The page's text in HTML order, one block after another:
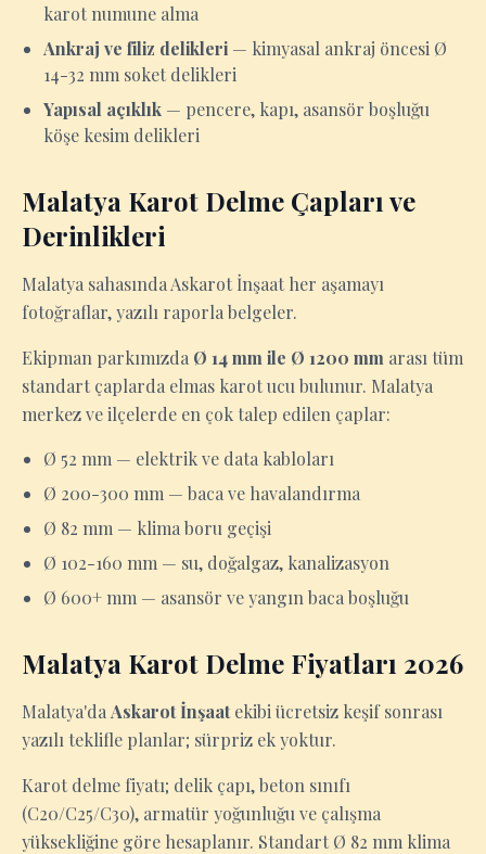
karot numune alma
Ankraj ve filiz delikleri — kimyasal ankraj öncesi Ø
14-32 mm soket delikleri
Yapısal açıklık — pencere, kapı, asansör boşluğu
köşe kesim delikleri
Malatya Karot Delme Çapları ve
Derinlikleri
Malatya sahasında Askarot İnşaat her aşamayı
fotoğraflar, yazılı raporla belgeler.
Ekipman parkımızda Ø 14 mm ile Ø 1200 mm arası tüm
standart çaplarda elmas karot ucu bulunur. Malatya
merkez ve ilçelerde en çok talep edilen çaplar:
Ø 52 mm — elektrik ve data kabloları
Ø 200-300 mm — baca ve havalandırma
Ø 82 mm — klima boru geçişi
Ø 102-160 mm — su, doğalgaz, kanalizasyon
Ø 600+ mm — asansör ve yangın baca boşluğu
Malatya Karot Delme Fiyatları 2026
Malatya'da Askarot İnşaatekibi ücretsiz keşif sonrası
yazılı teklifle planlar; sürpriz ek yoktur.
Karot delme fiyatı; delik çapı, beton sınıfı
(C20/C25/C30), armatür yoğunluğu ve çalışma
yüksekliğine göre hesaplanır. Standart Ø 82 mm klima